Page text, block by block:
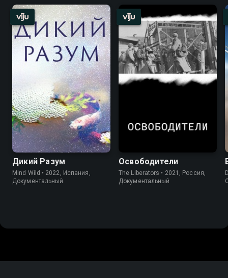
Дикий Разум
Mind Wild • 2022, Испания,
Документальный
Освободители
The Liberators • 2021, Россия,
Документальный